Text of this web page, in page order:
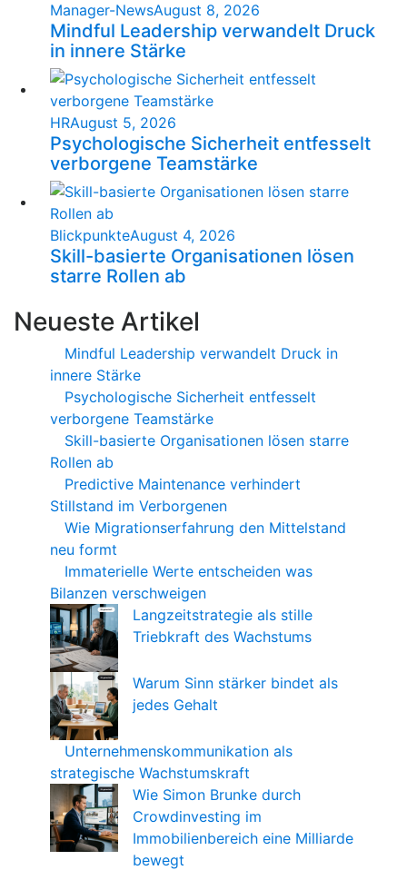
Manager-NewsAugust 8, 2026
Mindful Leadership verwandelt Druck
in innere Stärke
HRAugust 5, 2026
Psychologische Sicherheit entfesselt
verborgene Teamstärke
BlickpunkteAugust 4, 2026
Skill-basierte Organisationen lösen
starre Rollen ab
Neueste Artikel
Mindful Leadership verwandelt Druck in
innere Stärke
Psychologische Sicherheit entfesselt
verborgene Teamstärke
Skill-basierte Organisationen lösen starre
Rollen ab
Predictive Maintenance verhindert
Stillstand im Verborgenen
Wie Migrationserfahrung den Mittelstand
neu formt
Immaterielle Werte entscheiden was
Bilanzen verschweigen
Langzeitstrategie als stille
Triebkraft des Wachstums
Warum Sinn stärker bindet als
jedes Gehalt
Unternehmenskommunikation als
strategische Wachstumskraft
Wie Simon Brunke durch
Crowdinvesting im
Immobilienbereich eine Milliarde
bewegt